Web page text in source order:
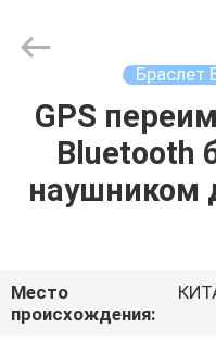
ДОМ
ПРОДУКТЫ
НАС
Reserved.
Браслет
GPS
Bluetooth
наушником
Место
происхождения: